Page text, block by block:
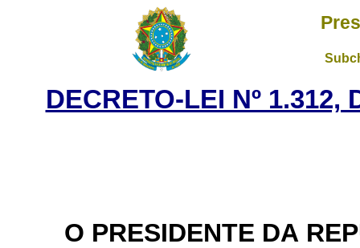
DECRETO-LEI Nº 1.312,
O PRESIDENTE DA